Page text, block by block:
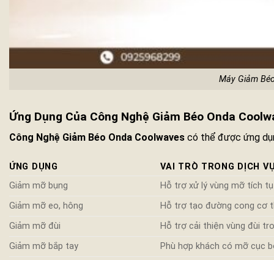
Máy Giảm
Ứng Dụng Của Công Nghệ Giảm Béo Onda
Công Nghệ Giảm Béo Onda Coolwaves có thể được ứng
ỨNG DỤNG
VAI TRÒ TRONG DỊCH
Giảm mỡ bụng
Hỗ trợ xử lý vùng mỡ tích
Giảm mỡ eo, hông
Hỗ trợ tạo đường cong cơ
Giảm mỡ đùi
Hỗ trợ cải thiện vùng đùi
Giảm mỡ bắp tay
Phù hợp khách có mỡ cục